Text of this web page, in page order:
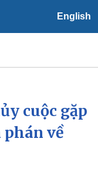
English
thời tiết
cuộc gặp
phán về